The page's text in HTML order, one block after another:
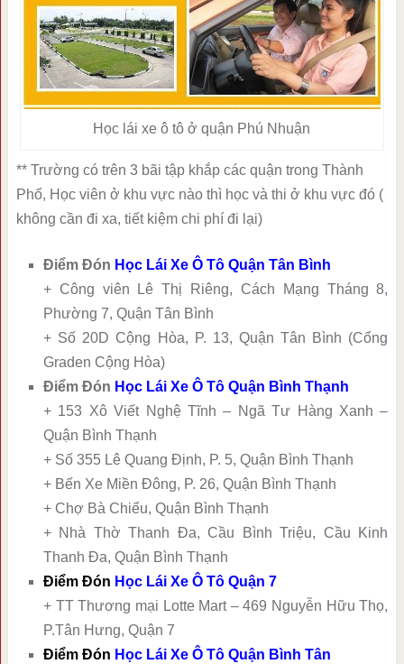
Học lái xe ô tô ở quận Phú Nhuận
** Trường có trên 3 bãi tập khắp các quận trong Thành
Phố, Học viên ở khu vực nào thì học và thi ở khu vực đó (
không cần đi xa, tiết kiệm chi phí đi lại)
Điểm Đón Học Lái Xe Ô Tô Quận Tân Bình
+ Công viên Lê Thị Riêng, Cách Mạng Tháng 8,
Phường 7, Quận Tân Bình
+ Số 20D Cộng Hòa, P. 13, Quận Tân Bình (Cổng
Graden Cộng Hòa)
Điểm Đón Học Lái Xe Ô Tô Quận Bình Thạnh
+ 153 Xô Viết Nghệ Tĩnh – Ngã Tư Hàng Xanh –
Quận Bình Thạnh
+ Số 355 Lê Quang Định, P. 5, Quận Bình Thạnh
+ Bến Xe Miền Đông, P. 26, Quận Bình Thạnh
+ Chợ Bà Chiểu, Quận Bình Thạnh
+ Nhà Thờ Thanh Đa, Cầu Bình Triệu, Cầu Kinh
Thanh Đa, Quận Bình Thạnh
Điểm Đón Học Lái Xe Ô Tô Quận 7
+ TT Thương mại Lotte Mart – 469 Nguyễn Hữu Thọ,
P.Tân Hưng, Quận 7
Điểm Đón Học Lái Xe Ô Tô Quận Bình Tân